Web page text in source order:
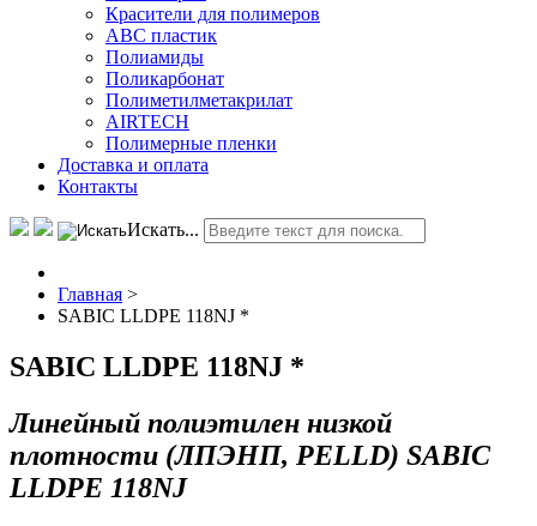
Красители для полимеров
АВС пластик
Полиамиды
Поликарбонат
Полиметилметакрилат
AIRTECH
Полимерные пленки
Доставка и оплата
Контакты
Искать...
Главная >
SABIC LLDPE 118NJ *
SABIC LLDPE 118NJ *
Линейный полиэтилен низкой
плотности (ЛПЭНП, PELLD) SABIC
LLDPE 118NJ